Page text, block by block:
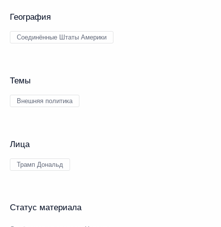
География
Соединённые Штаты Америки
Темы
Внешняя политика
Лица
Трамп Дональд
Статус материала